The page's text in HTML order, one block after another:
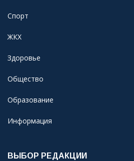
Спорт
ЖКХ
Здоровье
Общество
Образование
Информация
ВЫБОР РЕДАКЦИИ